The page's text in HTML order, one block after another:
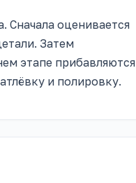
Сначала оценивается
Затем
этапе прибавляются
и полировку.